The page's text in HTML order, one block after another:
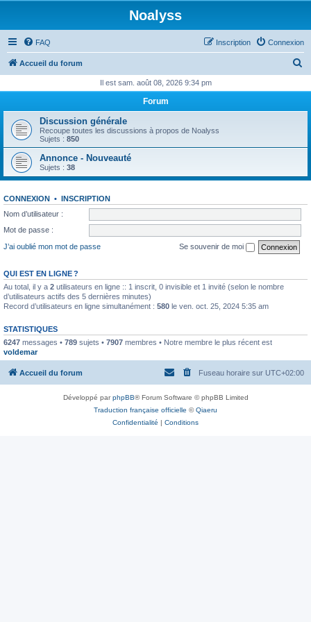
Noalyss
FAQ Connexion
Inscription
Accueil du forum
h
r
h
Il est sam. août 08, 2026 9:34 pm
Forum
Discussion générale
Recoupe toutes les discussions à propos de Noalyss
Sujets : 850
Annonce - Nouveauté
Sujets : 38
CONNEXION • INSCRIPTION
Nom d’utilisateur :
Mot de passe :
J’ai oublié mon mot de passe
Se souvenir de moi
QUI EST EN LIGNE ?
Au total, il y a 2 utilisateurs en ligne :: 1 inscrit, 0 invisible et 1 invité (selon le nombre
d’utilisateurs actifs des 5 dernières minutes)
Record d’utilisateurs en ligne simultanément : 580 le ven. oct. 25, 2024 5:35 am
STATISTIQUES
6247 messages • 789 sujets • 7907 membres • Notre membre le plus récent est
voldemar
Accueil du forum Fuseau horaire sur UTC+02:00
Développé parphpBB® Forum Software © phpBB Limited
Traduction française officielle ©Qiaeru
Confidentialité | Conditions